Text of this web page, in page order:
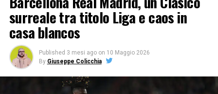
surreale tra titolo Liga e caos in
casa blancos
Published 3 mesi ago on 10 Maggio 2026
By Giuseppe Colicchia